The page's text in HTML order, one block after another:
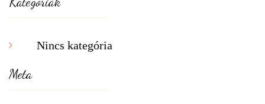
Nincs kategória
Meta